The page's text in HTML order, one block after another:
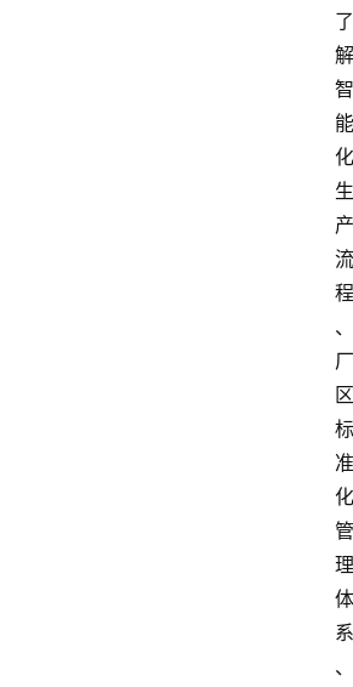
了
解
智
能
化
生
产
流
程
、
厂
区
标
准
化
管
理
体
系
、